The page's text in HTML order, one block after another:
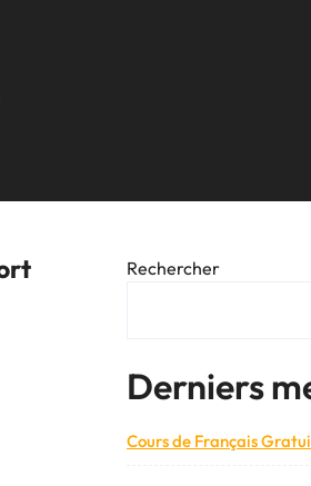
Rechercher
Derniers
Cours de Français